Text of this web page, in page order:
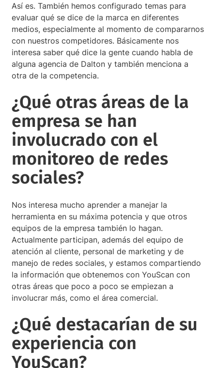
Así es. También hemos configurado temas para
evaluar qué se dice de la marca en diferentes
medios, especialmente al momento de compararnos
con nuestros competidores. Básicamente nos
interesa saber qué dice la gente cuando habla de
alguna agencia de Dalton y también menciona a
otra de la competencia.
¿Qué otras áreas de la
empresa se han
involucrado con el
monitoreo de redes
sociales?
Nos interesa mucho aprender a manejar la
herramienta en su máxima potencia y que otros
equipos de la empresa también lo hagan.
Actualmente participan, además del equipo de
atención al cliente, personal de marketing y de
manejo de redes sociales, y estamos compartiendo
la información que obtenemos con YouScan con
otras áreas que poco a poco se empiezan a
involucrar más, como el área comercial.
¿Qué destacarían de su
experiencia con
YouScan?